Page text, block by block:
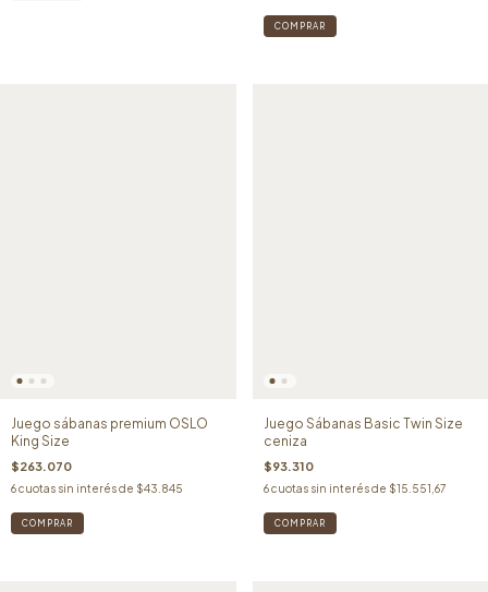
Juego sábanas premium OSLO
King Size
$263.070
6cuotas sin interés de $43.845
Juego Sábanas Basic Twin Size
ceniza
$93.310
6 cuotas sin interés de $15.551,67